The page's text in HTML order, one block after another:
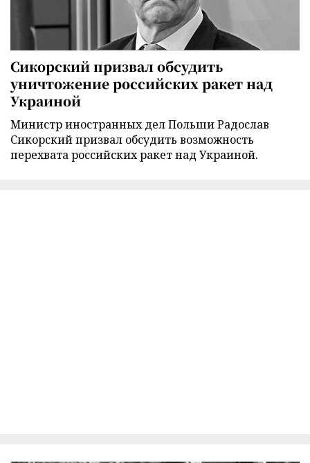
Сикорский призвал обсудить
уничтожение российских ракет над
Украиной
Министр иностранных дел Польши Радослав
Сикорский призвал обсудить возможность
перехвата российских ракет над Украиной.